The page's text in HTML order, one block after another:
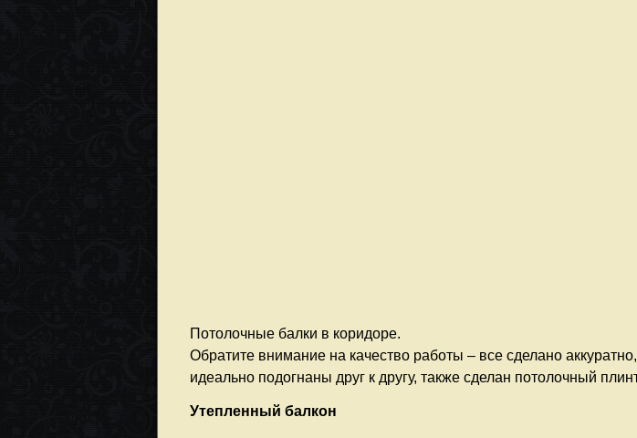
Потолочные балки в коридоре.
Обратите внимание на качество работы – все сделано
идеально подогнаны друг к другу, также сделан потолочный
Утепленный балкон